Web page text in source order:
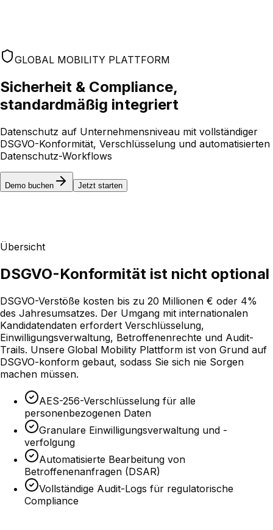
GLOBAL MOBILITY PLATTFORM
Sicherheit & Compliance,
standardmäßig integriert
Datenschutz auf Unternehmensniveau mit vollständiger
DSGVO-Konformität, Verschlüsselung und automatisierten
Datenschutz-Workflows
Demo buchen Jetzt starten
Übersicht
DSGVO-Konformität ist nicht optional
DSGVO-Verstöße kosten bis zu 20 Millionen € oder 4%
des Jahresumsatzes. Der Umgang mit internationalen
Kandidatendaten erfordert Verschlüsselung,
Einwilligungsverwaltung, Betroffenenrechte und Audit-
Trails. Unsere Global Mobility Plattform ist von Grund auf
DSGVO-konform gebaut, sodass Sie sich nie Sorgen
machen müssen.
AES-256-Verschlüsselung für alle
personenbezogenen Daten
Granulare Einwilligungsverwaltung und -
verfolgung
Automatisierte Bearbeitung von
Betroffenenanfragen (DSAR)
Vollständige Audit-Logs für regulatorische
Compliance